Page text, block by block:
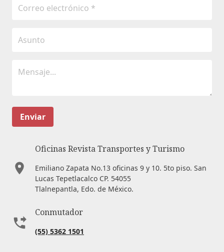
Enviar
Oficinas Revista Transportes y Turismo
Emiliano Zapata No.13 oficinas 9 y 10. 5to piso. San
Lucas Tepetlacalco CP. 54055
Tlalnepantla, Edo. de México.
Conmutador
(55) 5362 1501